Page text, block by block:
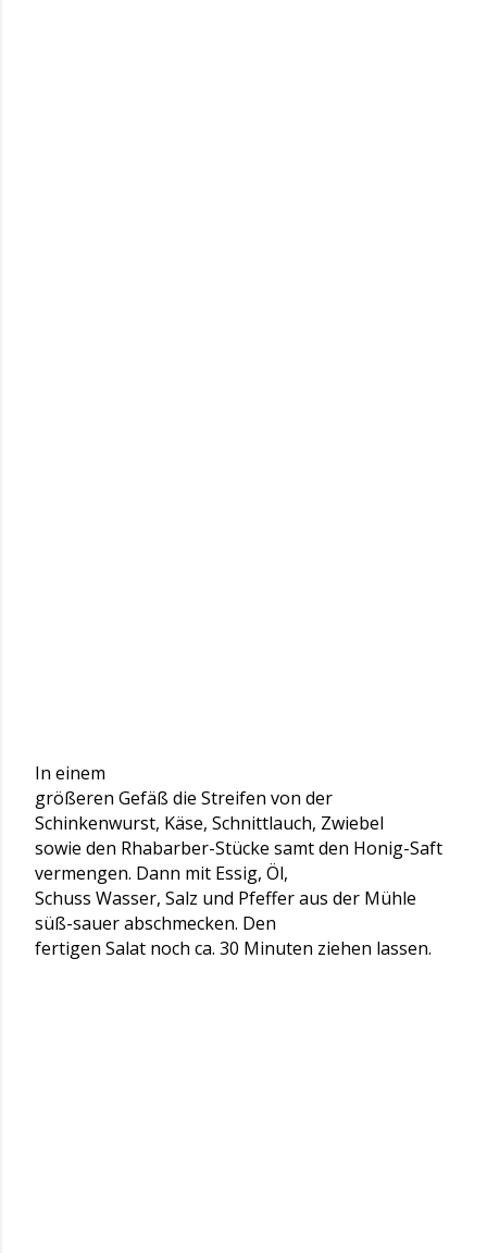
In einem
größeren Gefäß die Streifen von der
Schinkenwurst, Käse, Schnittlauch, Zwiebel
sowie den Rhabarber-Stücke samt den Honig-Saft
vermengen. Dann mit Essig, Öl,
Schuss Wasser, Salz und Pfeffer aus der Mühle
süß-sauer abschmecken. Den
fertigen Salat noch ca. 30 Minuten ziehen lassen.